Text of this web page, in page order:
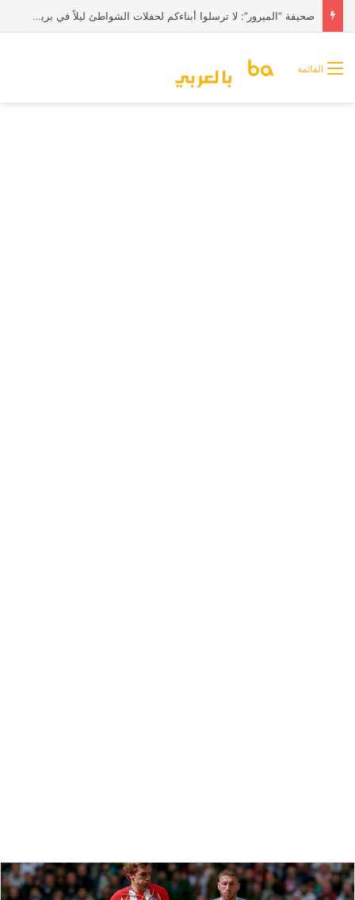
صحيفة “الميرور”: لا ترسلوا أبناءكم لحفلات الشواطئ ليلاً في بريطانيا
القائمة